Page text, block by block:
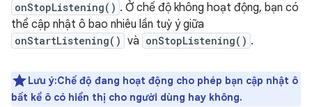
onStopListening() . Ở chế độ không hoạt động, bạn có
thể cập nhật ô bao nhiêu lần tuỳ ý giữa
onStartListening() và onStopListening() .
Lưu ý:Chế độ đang hoạt động cho phép bạn cập nhật ô
bất kể ô có hiển thị cho người dùng hay không.